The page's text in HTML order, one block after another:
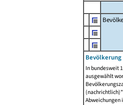
In bundesweit
ausgewählt
Abweichungen